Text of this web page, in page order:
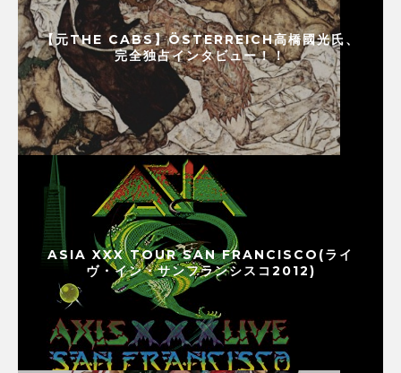
【元THE CABS】ÖSTERREICH高橋國光氏、
完全独占インタビュー！！
ASIA XXX TOUR SAN FRANCISCO(ライ
ヴ・イン・サンフランシスコ2012)